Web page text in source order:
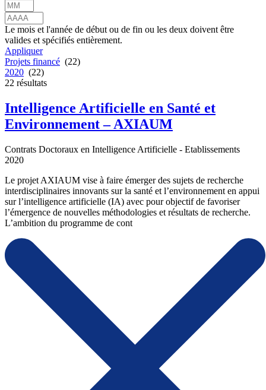
Le mois et l'année de début ou de fin ou les deux doivent être
valides et spécifiés entièrement.
Appliquer
Projets financé (22)
2020 (22)
22 résultats
Intelligence Artificielle en Santé et
Environnement – AXIAUM
Contrats Doctoraux en Intelligence Artificielle - Etablissements
2020
Le projet AXIAUM vise à faire émerger des sujets de recherche
interdisciplinaires innovants sur la santé et l’environnement en appui
sur l’intelligence artificielle (IA) avec pour objectif de favoriser
l’émergence de nouvelles méthodologies et résultats de recherche.
L’ambition du programme de cont